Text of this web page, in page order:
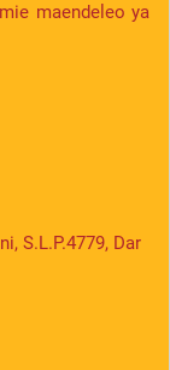
maendeleo ya
S.L.P.4779, Dar